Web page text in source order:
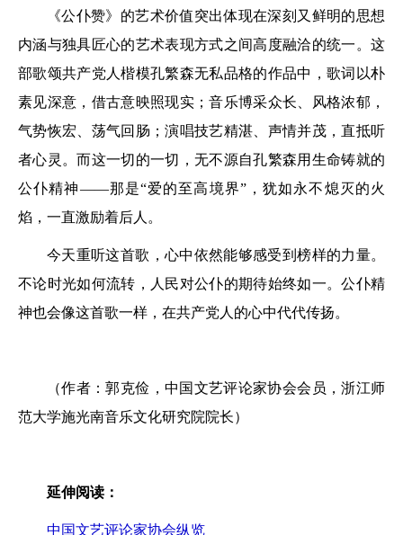
《公仆赞》的艺术价值突出体现在深刻又鲜明的思想
内涵与独具匠心的艺术表现方式之间高度融洽的统一。这
部歌颂共产党人楷模孔繁森无私品格的作品中，歌词以朴
素见深意，借古意映照现实；音乐博采众长、风格浓郁，
气势恢宏、荡气回肠；演唱技艺精湛、声情并茂，直抵听
者心灵。而这一切的一切，无不源自孔繁森用生命铸就的
公仆精神——那是“爱的至高境界”，犹如永不熄灭的火
焰，一直激励着后人。
今天重听这首歌，心中依然能够感受到榜样的力量。
不论时光如何流转，人民对公仆的期待始终如一。公仆精
神也会像这首歌一样，在共产党人的心中代代传扬。
（作者：郭克俭，中国文艺评论家协会会员，浙江师
范大学施光南音乐文化研究院院长）
延伸阅读：
中国文艺评论家协会纵览